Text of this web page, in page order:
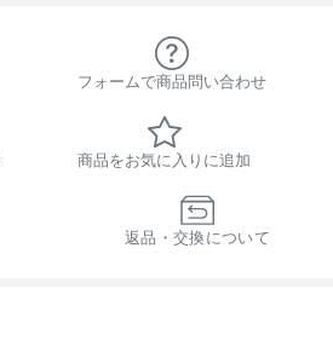
フォームで商品問い合わせ
商品をお気に入りに追加
返品・交換について